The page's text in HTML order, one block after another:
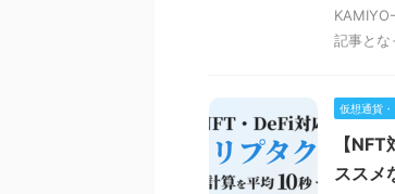
記事とな
仮想通貨
【
ススメ